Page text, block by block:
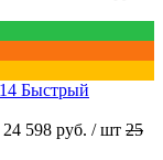
Быстрый
24 598 руб. / шт 25